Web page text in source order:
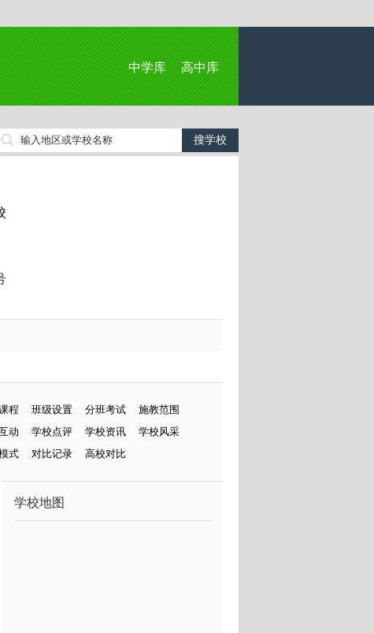
中学库 高中库
程 班级设置 分班考试
施教范围
动 学校点评 学校资讯
学校风采
式 对比记录 高校对比
学校地图